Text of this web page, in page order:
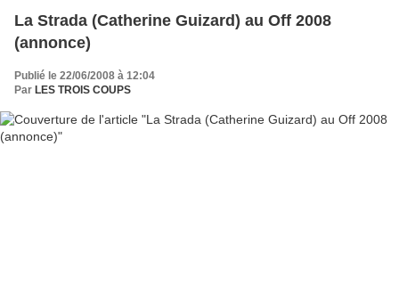
La Strada (Catherine Guizard) au Off 2008
(annonce)
Publié le 22/06/2008 à 12:04
Par LES TROIS COUPS